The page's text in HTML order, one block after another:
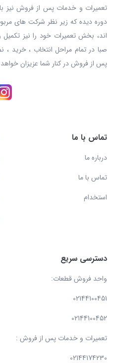
تعمیرات و خدمات پس از فروش نیز
دوره دیده که زیر نظر شرکت های
اند، بخش تعمیرات خود را نیز
صبا در تمام مراحل انتخاب ، خرید
پس از فروش در کنار شما عزیزان
تماس با ما
درباره ما
تماس با ما
استخدام
دسترسی سریع
واحد فروش قطعات:
02144100451
02144100452
تعمیرات و خدمات پس از فروش :
02144174230